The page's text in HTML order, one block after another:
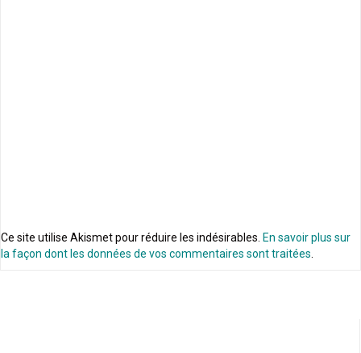
Ce site utilise Akismet pour réduire les indésirables. En savoir plus sur
la façon dont les données de vos commentaires sont traitées